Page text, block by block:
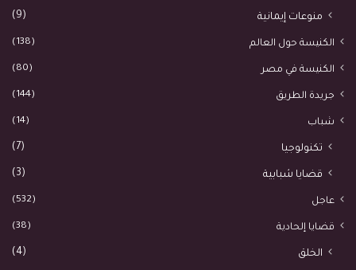
منوعات إيمانية (9)
الكنيسة حول العالم (138)
الكنيسة في مصر (80)
جريدة الطريق (144)
شباب (14)
تكنولوجيا (7)
قضايا شبابية (3)
عاجل (532)
قضايا إلحادية (38)
الخلق (4)